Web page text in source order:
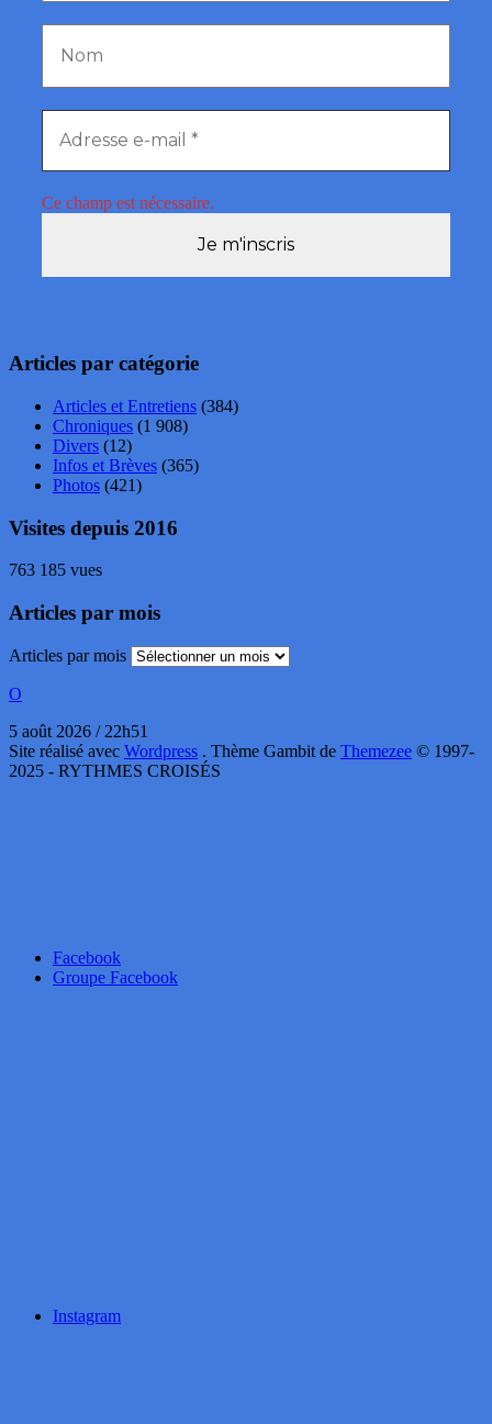
Ce champ est nécessaire.
Articles par catégorie
Articles et Entretiens (384)
Chroniques (1 908)
Divers (12)
Infos et Brèves (365)
Photos (421)
Visites depuis 2016
763 185 vues
Articles par mois
Articles par mois
O
5 août 2026 / 22h51
Site réalisé avec Wordpress . Thème Gambit de Themezee © 1997-
2025 - RYTHMES CROISÉS
Facebook
Groupe Facebook
Instagram